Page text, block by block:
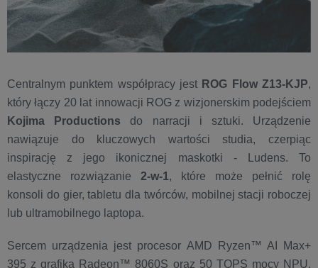
Centralnym punktem współpracy jest ROG Flow Z13-KJP,
który łączy 20 lat innowacji ROG z wizjonerskim podejściem
Kojima Productions do narracji i sztuki. Urządzenie
nawiązuje do kluczowych wartości studia, czerpiąc
inspirację z jego ikonicznej maskotki - Ludens. To
elastyczne rozwiązanie 2-w-1, które może pełnić rolę
konsoli do gier, tabletu dla twórców, mobilnej stacji roboczej
lub ultramobilnego laptopa.
Sercem urządzenia jest procesor AMD Ryzen™ AI Max+
395 z grafiką Radeon™ 8060S oraz 50 TOPS mocy NPU,